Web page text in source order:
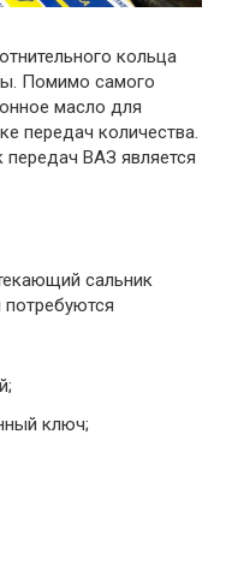
кольца
Помимо самого
масло для
передач количества.
ВАЗ является
сальник
ключ;